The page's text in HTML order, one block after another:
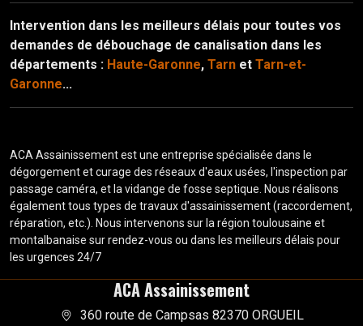
Intervention dans les meilleurs délais pour toutes vos
demandes de débouchage de canalisation dans les
départements : Haute-Garonne, Tarn et Tarn-et-
Garonne...
ACA Assainissement est une entreprise spécialisée dans le
dégorgement et curage des réseaux d'eaux usées, l'inspection par
passage caméra, et la vidange de fosse septique. Nous réalisons
également tous types de travaux d'assainissement (raccordement,
réparation, etc.). Nous intervenons sur la région toulousaine et
montalbanaise sur rendez-vous ou dans les meilleurs délais pour
les urgences 24/7
ACA Assainissement
360 route de Campsas 82370 ORGUEIL